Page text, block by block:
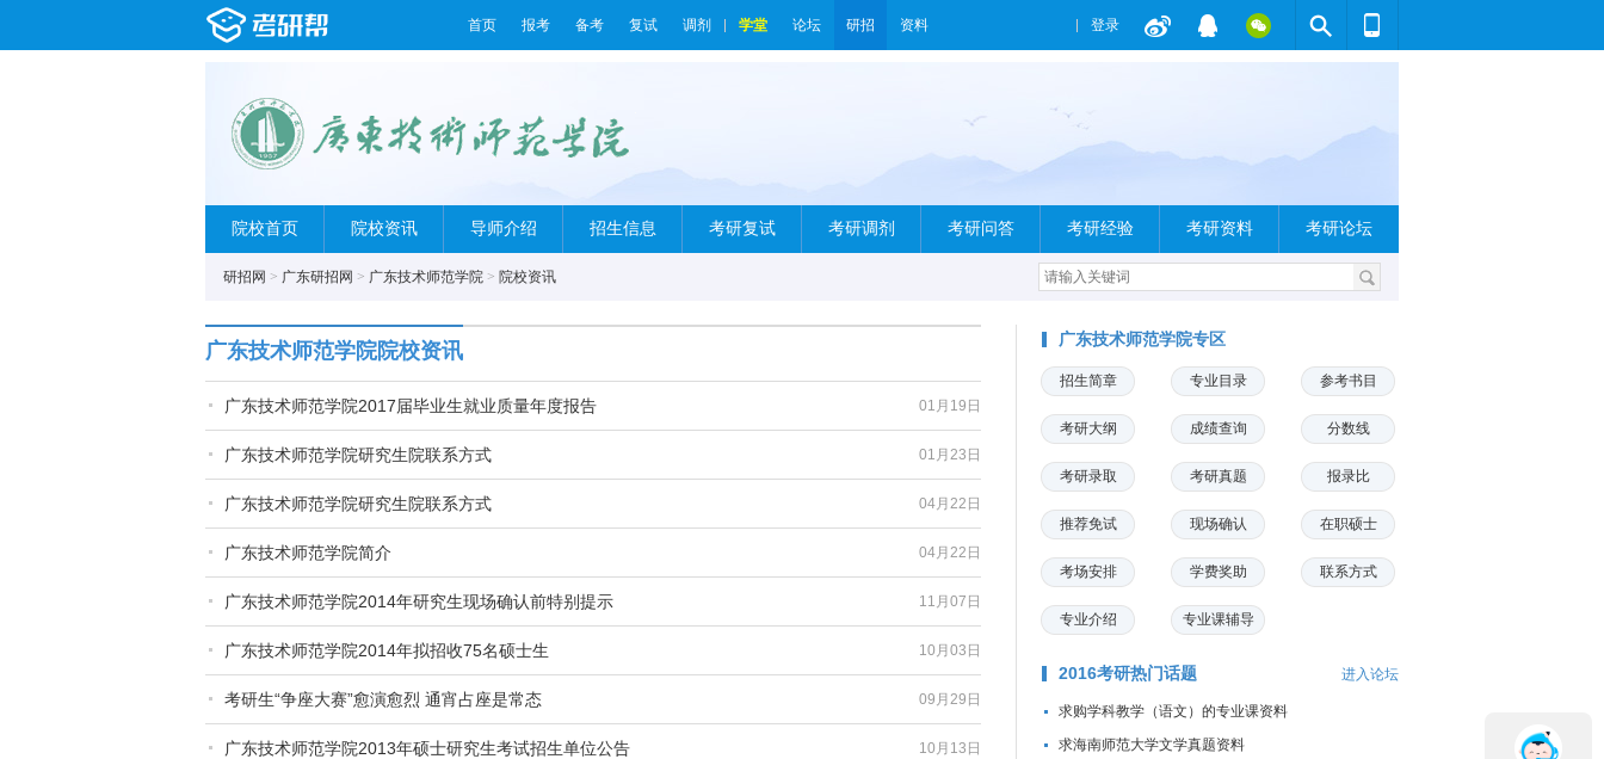
首页 报考 备考 复试 调剂 学堂 论坛 研招 资料 登录
院校首页 院校资讯 导师介绍 招生信息 考研复试 考研调剂 考研问答 考研经验 考研资料 考研论坛
研招网 > 广东研招网 > 广东技术师范学院 > 院校资讯
广东技术师范学院院校资讯
01月19日
广东技术师范学院2017届毕业生就业质量年度报告
01月23日
广东技术师范学院研究生院联系方式
04月22日
广东技术师范学院研究生院联系方式
04月22日
广东技术师范学院简介
11月07日
广东技术师范学院2014年研究生现场确认前特别提示
10月03日
广东技术师范学院2014年拟招收75名硕士生
09月29日
考研生“争座大赛”愈演愈烈 通宵占座是常态
10月13日
广东技术师范学院2013年硕士研究生考试招生单位公告
广东技术师范学院专区
招生简章 专业目录 参考书目
考研大纲 成绩查询 分数线
考研录取 考研真题 报录比
推荐免试 现场确认 在职硕士
考场安排 学费奖助 联系方式
专业介绍 专业课辅导
2016考研热门话题 进入论坛
求购学科教学（语文）的专业课资料
求海南师范大学文学真题资料